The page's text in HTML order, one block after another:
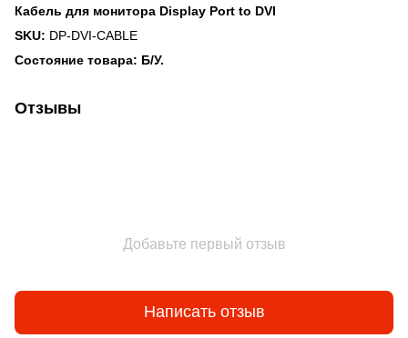
Кабель для монитора Display Port to DVI
SKU: DP-DVI-CABLE
Состояние товара: Б/У.
Отзывы
Добавьте первый отзыв
Написать отзыв